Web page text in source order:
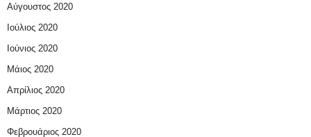
Αύγουστος 2020
Ιούλιος 2020
Ιούνιος 2020
Μάιος 2020
Απρίλιος 2020
Μάρτιος 2020
Φεβρουάριος 2020